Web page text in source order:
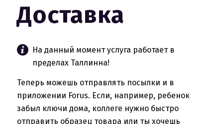
Доставка
На данный момент услуга работает в
пределах Таллинна!
Теперь можешь отправлять посылки и в
приложении Forus. Если, например, ребенок
забыл ключи дома, коллеге нужно быстро
отправить образец товара или ты хочешь